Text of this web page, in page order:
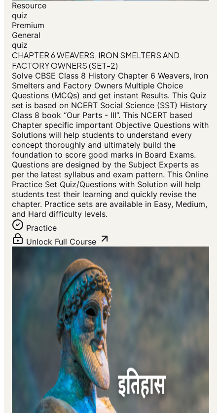
Resource
quiz
Premium
General
quiz
CHAPTER 6 WEAVERS, IRON SMELTERS AND
FACTORY OWNERS (SET-2)
Solve CBSE Class 8 History Chapter 6 Weavers, Iron
Smelters and Factory Owners Multiple Choice
Questions (MCQs) and get instant Results. This Quiz
set is based on NCERT Social Science (SST) History
Class 8 book “Our Parts - III”. This NCERT based
Chapter specific important Objective Questions with
Solutions will help students to understand every
concept thoroughly and ultimately build the
foundation to score good marks in Board Exams.
Questions are designed by the Subject Experts as
per the latest syllabus and exam pattern. This Online
Practice Set Quiz/Questions with Solution will help
students test their learning and quickly revise the
chapter. Practice sets are available in Easy, Medium,
and Hard difficulty levels.
Practice
Unlock Full Course